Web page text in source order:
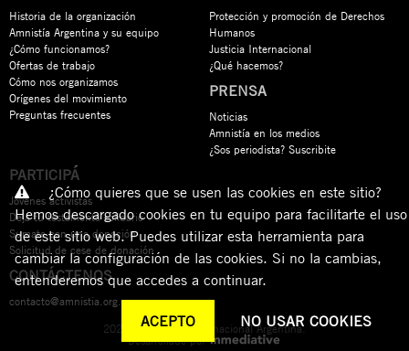
Historia de la organización
Amnistía Argentina y su equipo
¿Cómo funcionamos?
Ofertas de trabajo
Cómo nos organizamos
Orígenes del movimiento
Preguntas frecuentes
Protección y promoción de Derechos
Humanos
Justicia Internacional
¿Qué hacemos?
PRENSA
Noticias
Amnistía en los medios
¿Sos periodista? Suscribite
PARTICIPÁ
Jóvenes activistas
Dejá tu testamento solidario
Sumate con una donación
Solicitud de cese de donación
CONTÁCTENOS
contacto@amnistia.org.ar
2026 © Amnistía Internacional Argentina.
Desarrollado por
¿Cómo quieres que se usen las cookies en este sitio?
Hemos descargado cookies en tu equipo para facilitarte el uso
de este sitio web. Puedes utilizar esta herramienta para
cambiar la configuración de las cookies. Si no la cambias,
entenderemos que accedes a continuar.
ACEPTO NO USAR COOKIES